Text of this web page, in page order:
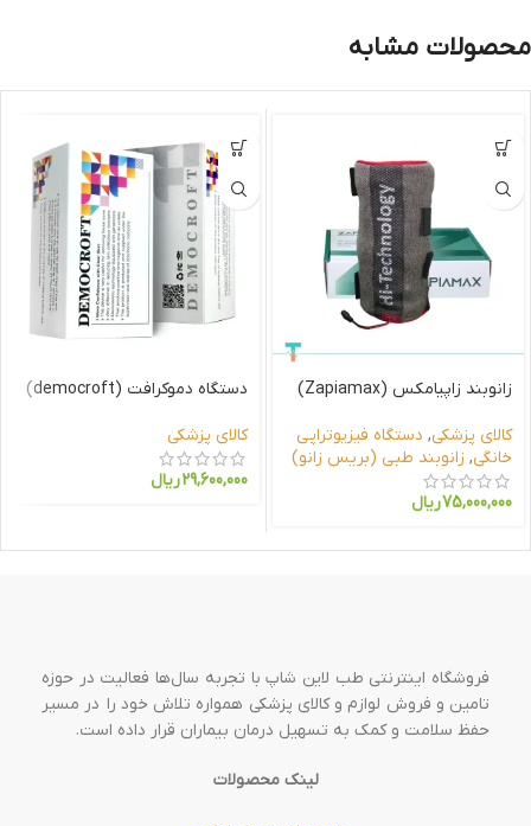
محصولات مشابه
زانوبند زاپیامکس (Zapiamax)
کالای پزشکی, دستگاه فیزیوتراپی
خانگی, زانوبند طبی (بریس زانو)
75,000,000ریال
دستگاه دموکرافت (democroft)
کالای پزشکی
29,600,000ریال
فروشگاه اینترنتی طب لاین شاپ با تجربه سال‌ها فعالیت در حوزه
تامین و فروش لوازم و کالای پزشکی همواره تلاش خود را در مسیر
حفظ سلامت و کمک به تسهیل درمان بیماران قرار داده است.
لینک محصولات